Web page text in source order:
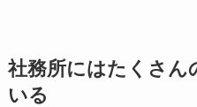
社務所にはたくさん
いる